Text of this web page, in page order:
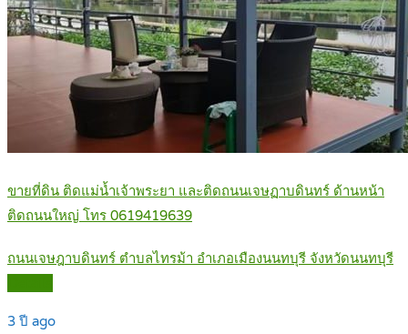
ขายที่ดิน ติดแม่น้ำเจ้าพระยา และติดถนนเจษฏาบดินทร์ ด้านหน้า
ติดถนนใหญ่ โทร 0619419639
ถนนเจษฎาบดินทร์ ตำบลไทรม้า อำเภอเมืองนนทบุรี จังหวัดนนทบุรี
3 ปี ago